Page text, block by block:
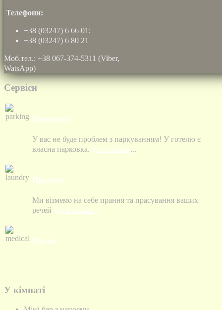
Телефони:
+38 (03247) 6 66 01;
+38 (03247) 6 80 21
Моб.тел.: +38 067-374-5311 (Viber,
WatsApp)
Сервіси
Парковка
У вас не буде проблем з паркуванням! У готелю є
власна парковка. Детальніше...
Пральня
Ми візмемо на себе прання та прасування ваших
речей Детальніше...
Масаж
У кімнаті